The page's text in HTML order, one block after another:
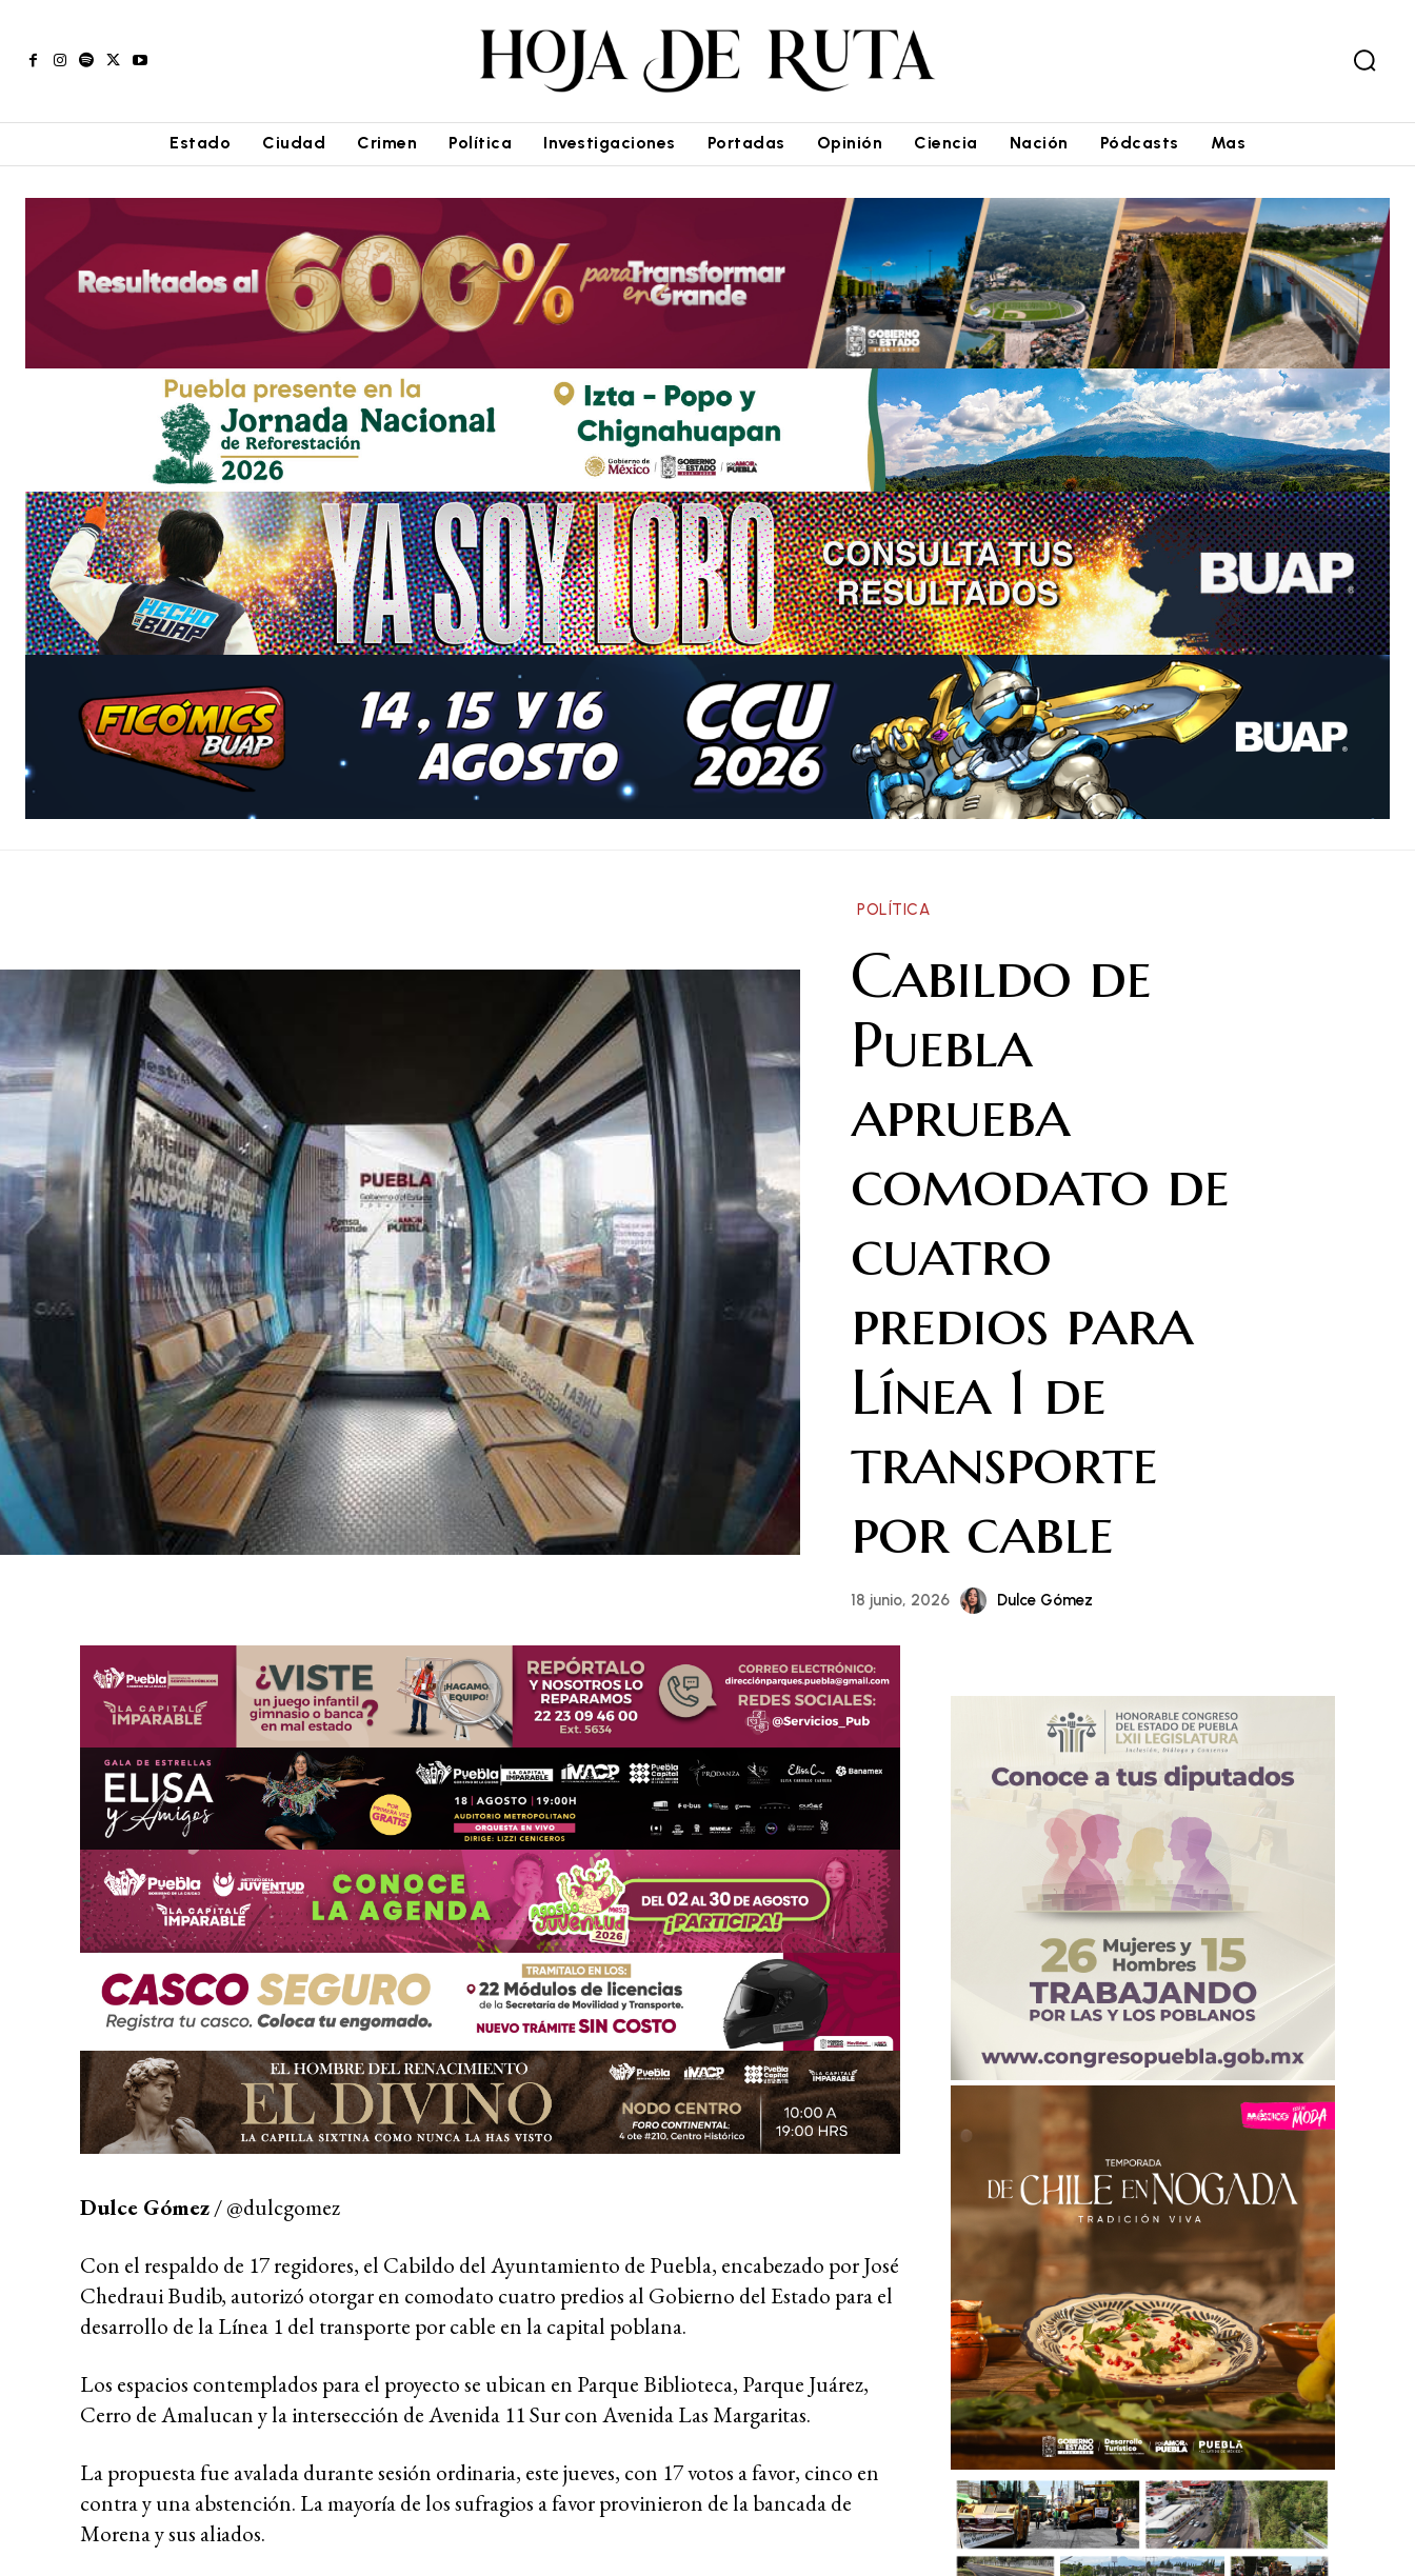
Estado Ciudad Crimen Política Investigaciones Portadas Opinión Ciencia Nación Pódcasts Mas
POLÍTICA
Cabildo de
Puebla
aprueba
comodato de
cuatro
predios para
Línea 1 de
transporte
por cable
18 junio, 2026 Dulce Gómez
Dulce Gómez/ @dulcgomez
Con el respaldo de 17 regidores, el Cabildo del Ayuntamiento de Puebla, encabezado por José
Chedraui Budib, autorizó otorgar en comodato cuatro predios al Gobierno del Estado para el
desarrollo de la Línea 1 del transporte por cable en la capital poblana.
Los espacios contemplados para el proyecto se ubican en Parque Biblioteca, Parque Juárez,
Cerro de Amalucan y la intersección de Avenida 11 Sur con Avenida Las Margaritas.
La propuesta fue avalada durante sesión ordinaria, este jueves, con 17 votos a favor, cinco en
contra y una abstención. La mayoría de los sufragios a favor provinieron de la bancada de
Morena y sus aliados.